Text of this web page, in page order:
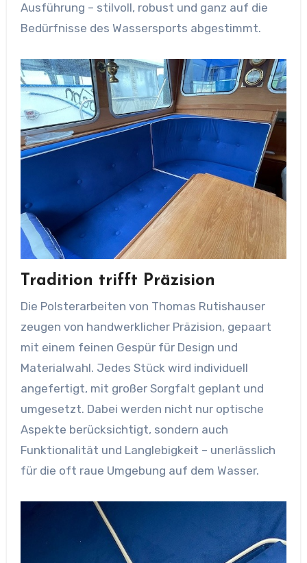
Ausführung – stilvoll, robust und ganz auf die
Bedürfnisse des Wassersports abgestimmt.
Tradition trifft Präzision
Die Polsterarbeiten von Thomas Rutishauser
zeugen von handwerklicher Präzision, gepaart
mit einem feinen Gespür für Design und
Materialwahl. Jedes Stück wird individuell
angefertigt, mit großer Sorgfalt geplant und
umgesetzt. Dabei werden nicht nur optische
Aspekte berücksichtigt, sondern auch
Funktionalität und Langlebigkeit – unerlässlich
für die oft raue Umgebung auf dem Wasser.